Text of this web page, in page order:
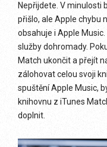
Nepřijdete. V minulosti
přišlo, ale Apple chybu
obsahuje i Apple
služby dohromady.
Match ukončit a přejít
zálohovat celou svoji
spuštění Apple Music,
knihovnu z iTunes
doplnit.